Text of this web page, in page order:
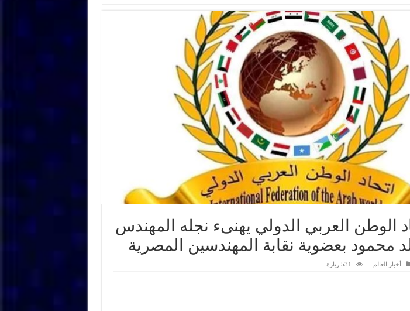
الوطن العربي الدولي يهنىء نجله المهندس
محمود بعضوية نقابة المهندسين المصرية
أخبار العالم 531 زيارة